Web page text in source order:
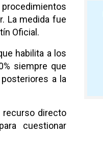
La medida fue
Oficial.
habilita a los
siempre que
a la
recurso directo
cuestionar